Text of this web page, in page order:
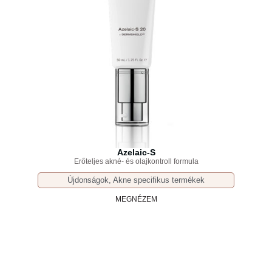
Azelaic-S
Erőteljes akné- és olajkontroll formula
Újdonságok, Akne specifikus termékek
MEGNÉZEM